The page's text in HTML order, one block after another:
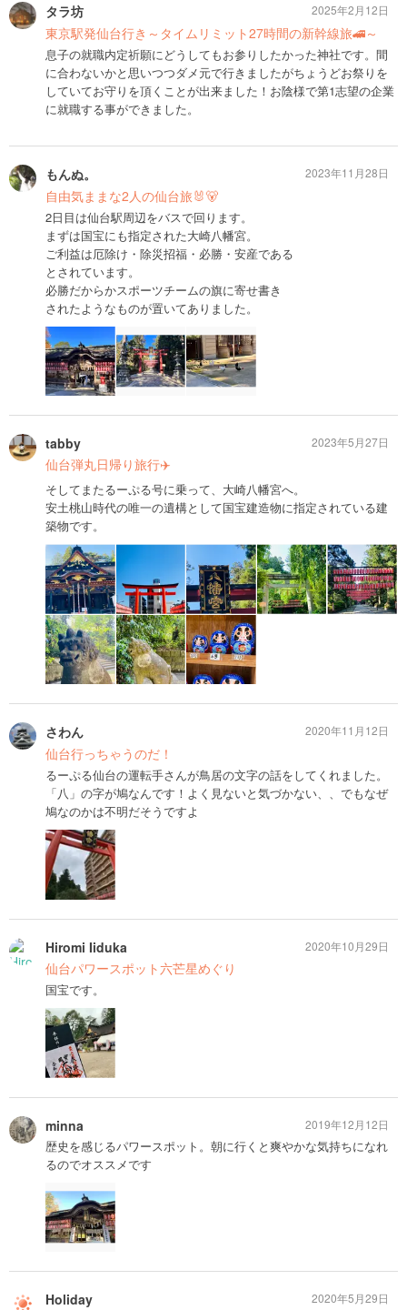
タラ坊
東京駅発仙台行き～タイムリミット27時間の新幹線旅🚄～
息子の就職内定祈願にどうしてもお参りしたかった神社です。間
に合わないかと思いつつダメ元で行きましたがちょうどお祭りを
していてお守りを頂くことが出来ました！お陰様で第1志望の企業
に就職する事ができました。
2025年2月12日
もんぬ。
自由気ままな2人の仙台旅🐰🐻
2日目は仙台駅周辺をバスで回ります。
まずは国宝にも指定された大崎八幡宮。
ご利益は厄除け・除災招福・必勝・安産である
とされています。
必勝だからかスポーツチームの旗に寄せ書き
されたようなものが置いてありました。
2023年11月28日
tabby
仙台弾丸日帰り旅行✈️
そしてまたるーぷる号に乗って、大崎八幡宮へ。
安土桃山時代の唯一の遺構として国宝建造物に指定されている建
築物です。
2023年5月27日
さわん
仙台行っちゃうのだ！
るーぷる仙台の運転手さんが鳥居の文字の話をしてくれました。
「八」の字が鳩なんです！よく見ないと気づかない、、でもなぜ
鳩なのかは不明だそうですよ
2020年11月12日
Hiromi Iiduka
仙台パワースポット六芒星めぐり
国宝です。
2020年10月29日
minna
歴史を感じるパワースポット。朝に行くと爽やかな気持ちになれ
るのでオススメです
2019年12月12日
Holiday 2020年5月29日